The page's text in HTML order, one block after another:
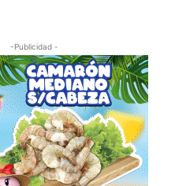
-Publicidad -